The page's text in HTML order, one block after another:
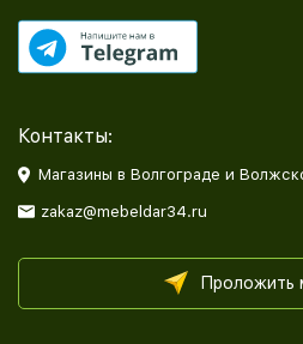
Контакты:
Магазины в Волгограде и
zakaz@mebeldar34.ru
Проложить